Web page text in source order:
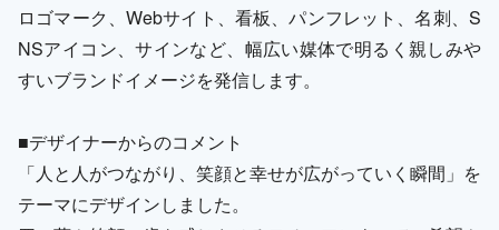
ロゴマーク、Webサイト、看板、パンフレット、名刺、S
NSアイコン、サインなど、幅広い媒体で明るく親しみや
すいブランドイメージを発信します。
■デザイナーからのコメント
「人と人がつながり、笑顔と幸せが広がっていく瞬間」を
テーマにデザインしました。